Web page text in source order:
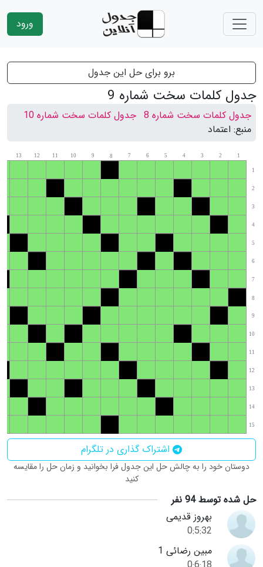
ورود
برو برای حل این جدول
جدول کلمات سخت شماره 9
جدول کلمات سخت شماره 8
جدول کلمات سخت شماره 10
منبع: اعتماد
1
1
2
3
4
5
6
7
8
9
10
11
12
13
2
3
4
5
6
7
8
9
10
11
12
13
14
15
اشتراک گذاری در تلگرام
دوستان خود را به چالش حل این جدول فرا بخوانید و زمان حل را مقایسه
کنید
حل شده توسط 94 نفر
بهروز قدیمی
0:5:32
مبین رضائی 1